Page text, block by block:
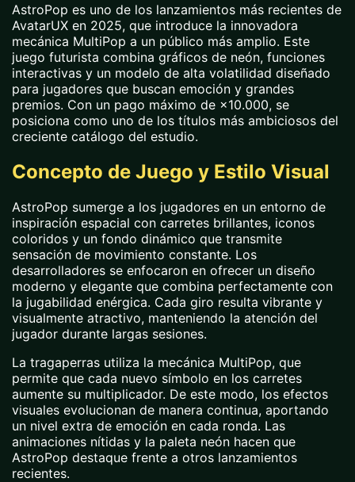
AstroPop es uno de los lanzamientos más recientes de
AvatarUX en 2025, que introduce la innovadora
mecánica MultiPop a un público más amplio. Este
juego futurista combina gráficos de neón, funciones
interactivas y un modelo de alta volatilidad diseñado
para jugadores que buscan emoción y grandes
premios. Con un pago máximo de ×10.000, se
posiciona como uno de los títulos más ambiciosos del
creciente catálogo del estudio.
Concepto de Juego y Estilo Visual
AstroPop sumerge a los jugadores en un entorno de
inspiración espacial con carretes brillantes, iconos
coloridos y un fondo dinámico que transmite
sensación de movimiento constante. Los
desarrolladores se enfocaron en ofrecer un diseño
moderno y elegante que combina perfectamente con
la jugabilidad enérgica. Cada giro resulta vibrante y
visualmente atractivo, manteniendo la atención del
jugador durante largas sesiones.
La tragaperras utiliza la mecánica MultiPop, que
permite que cada nuevo símbolo en los carretes
aumente su multiplicador. De este modo, los efectos
visuales evolucionan de manera continua, aportando
un nivel extra de emoción en cada ronda. Las
animaciones nítidas y la paleta neón hacen que
AstroPop destaque frente a otros lanzamientos
recientes.